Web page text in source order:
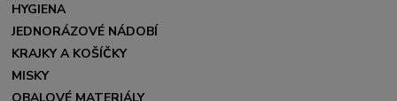
HYGIENA
JEDNORÁZOVÉ NÁDOBÍ
KRAJKY A KOŠÍČKY
MISKY